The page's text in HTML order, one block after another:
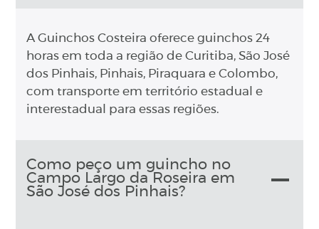
A Guinchos Costeira oferece guinchos 24
horas em toda a região de Curitiba, São José
dos Pinhais, Pinhais, Piraquara e Colombo,
com transporte em território estadual e
interestadual para essas regiões.
Como peço um guincho no
Campo Largo da Roseira em
São José dos Pinhais?